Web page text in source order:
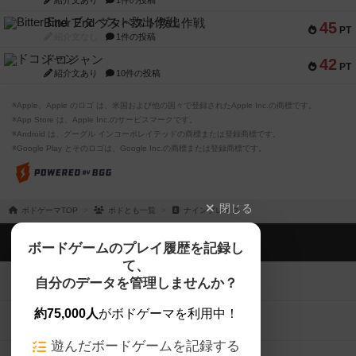
45 PT
Bitter End ブタペスト救出作戦
1件の投稿
42 PT
ドコジャン
紹介文あり 10件の投稿
※Apple、Apple のロゴ は、米国および他の国々で登録されたApple Inc.の商標です。
※App Store は、Apple Inc.のサービスマークです。
※Android は、グーグル インコーポレイテッドの商標または登録商標です。
※Google Play とそのロゴは、Google Inc.の商標または登録商標です。
ボドゲーマTOP ボドとも一覧 ナインブレイク
閉じる
ボードゲームのプレイ履歴を記録し
て、
自分のデータを管理しませんか？
約75,000人がボドゲーマを利用中！
遊んだボードゲームを記録する
ボドゲーマTOP
ボードゲームを検索する
ボードゲームの新着レビュー